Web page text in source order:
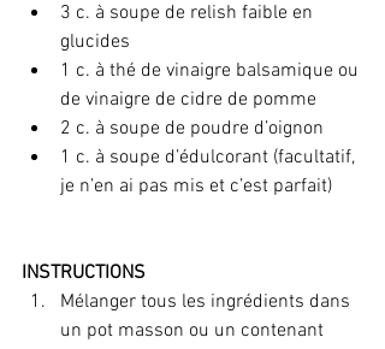
3 c. à soupe de relish faible en
glucides
1 c. à thé de vinaigre balsamique ou
de vinaigre de cidre de pomme
2 c. à soupe de poudre d’oignon
1 c. à soupe d’édulcorant (facultatif,
je n’en ai pas mis et c’est parfait)
INSTRUCTIONS
Mélanger tous les ingrédients dans
un pot masson ou un contenant